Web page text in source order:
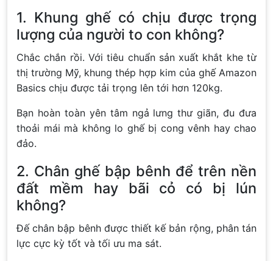
1. Khung ghế có chịu được trọng
lượng của người to con không?
Chắc chắn rồi. Với tiêu chuẩn sản xuất khắt khe từ
thị trường Mỹ, khung thép hợp kim của ghế Amazon
Basics chịu được tải trọng lên tới hơn 120kg.
Bạn hoàn toàn yên tâm ngả lưng thư giãn, đu đưa
thoải mái mà không lo ghế bị cong vênh hay chao
đảo.
2. Chân ghế bập bênh để trên nền
đất mềm hay bãi cỏ có bị lún
không?
Đế chân bập bênh được thiết kế bản rộng, phân tán
lực cực kỳ tốt và tối ưu ma sát.